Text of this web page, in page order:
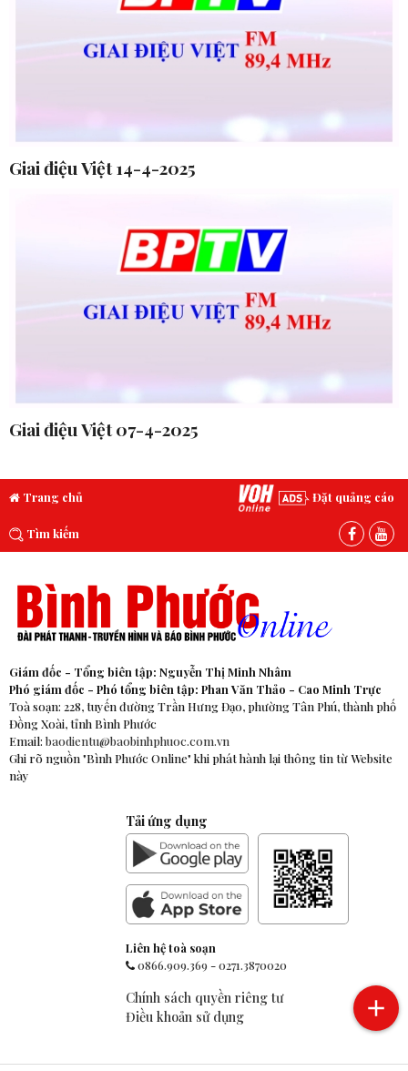
Giai điệu Việt 14-4-2025
Giai điệu Việt 07-4-2025
Trang chủ Đặt quảng cáo
Tìm kiếm
Giám đốc - Tổng biên tập: Nguyễn Thị Minh Nhâm
Phó giám đốc - Phó tổng biên tập: Phan Văn Thảo - Cao Minh Trực
Toà soạn: 228, tuyến đường Trần Hưng Đạo, phường Tân Phú, thành phố
Đồng Xoài, tỉnh Bình Phước
Email: baodientu@baobinhphuoc.com.vn
Ghi rõ nguồn "Bình Phước Online" khi phát hành lại thông tin từ Website
này
Tải ứng dụng
Liên hệ toà soạn
0866.909.369-0271.3870020
Chính sách quyền riêng tư
Điều khoản sử dụng